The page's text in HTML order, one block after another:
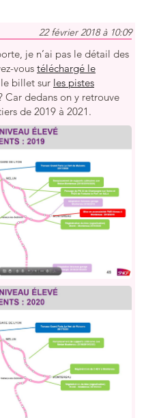
22 février 2018 à 10:09
je n’ai pas le détail des
vous téléchargé le
billet sur les pistes
Car dedans on y retrouve
de 2019 à 2021.